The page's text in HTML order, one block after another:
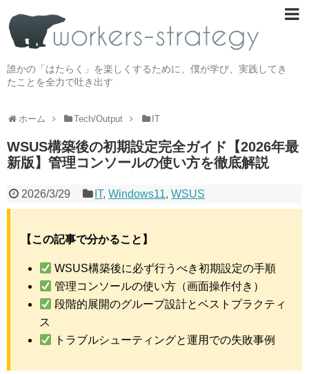
誰かの「はたらく」を楽しくするために、僕が学び、実践してき
たことを全力で吐き出す
ホーム Tech/Output IT
WSUS構築後の初期設定完全ガイド【2026年最
新版】管理コンソールの使い方を徹底解説
2026/3/29 IT,Windows11,WSUS
【この記事で分かること】
WSUS構築後に必ず行うべき初期設定の手順
管理コンソールの使い方（画面操作付き）
段階的展開のグループ設計とベストプラクティ
ス
トラブルシューティングと運用での失敗事例